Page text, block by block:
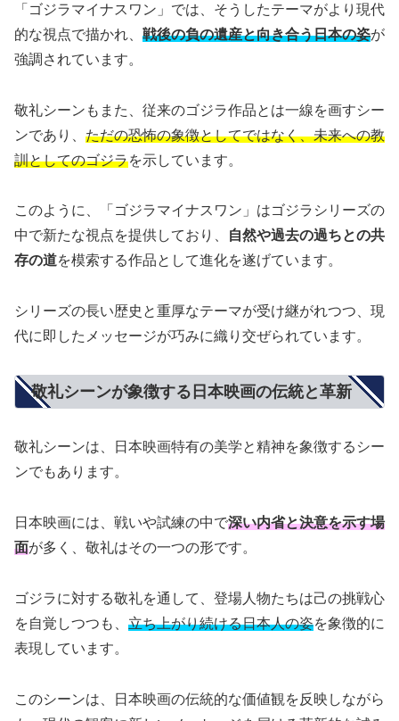
「ゴジラマイナスワン」では、そうしたテーマがより現代
的な視点で描かれ、 戦後の負の遺産と向き合う日本の姿が
強調されています。
敬礼シーンもまた、従来のゴジラ作品とは一線を画すシー
ンであり、 ただの恐怖の象徴としてではなく、未来への教
訓としてのゴジラを示しています。
このように、「ゴジラマイナスワン」はゴジラシリーズの
中で新たな視点を提供しており、
自然や過去の過ちとの共
存の道を模索する作品として進化を遂げています。
シリーズの長い歴史と重厚なテーマが受け継がれつつ、現
代に即したメッセージが巧みに織り交ぜられています。
敬礼シーンが象徴する日本映画の伝統と革新
敬礼シーンは、日本映画特有の美学と精神を象徴するシー
ンでもあります。
日本映画には、戦いや試練の中で深い内省と決意を示す場
面が多く、敬礼はその一つの形です。
ゴジラに対する敬礼を通して、登場人物たちは己の挑戦心
を自覚しつつも、 立ち上がり続ける日本人の姿を象徴的に
表現しています。
このシーンは、日本映画の伝統的な価値観を反映しながら